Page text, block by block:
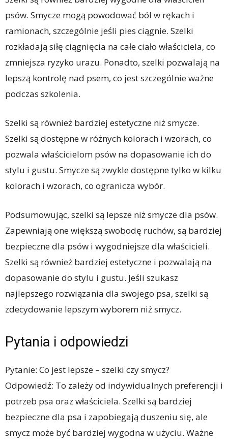
psów. Smycze mogą powodować ból w rękach i
ramionach, szczególnie jeśli pies ciągnie. Szelki
rozkładają siłę ciągnięcia na całe ciało właściciela, co
zmniejsza ryzyko urazu. Ponadto, szelki pozwalają na
lepszą kontrolę nad psem, co jest szczególnie ważne
podczas szkolenia.
Szelki są również bardziej estetyczne niż smycze.
Szelki są dostępne w różnych kolorach i wzorach, co
pozwala właścicielom psów na dopasowanie ich do
stylu i gustu. Smycze są zwykle dostępne tylko w kilku
kolorach i wzorach, co ogranicza wybór.
Podsumowując, szelki są lepsze niż smycze dla psów.
Zapewniają one większą swobodę ruchów, są bardziej
bezpieczne dla psów i wygodniejsze dla właścicieli.
Szelki są również bardziej estetyczne i pozwalają na
dopasowanie do stylu i gustu. Jeśli szukasz
najlepszego rozwiązania dla swojego psa, szelki są
zdecydowanie lepszym wyborem niż smycz.
Pytania i odpowiedzi
Pytanie: Co jest lepsze – szelki czy smycz?
Odpowiedź: To zależy od indywidualnych preferencji i
potrzeb psa oraz właściciela. Szelki są bardziej
bezpieczne dla psa i zapobiegają duszeniu się, ale
smycz może być bardziej wygodna w użyciu. Ważne